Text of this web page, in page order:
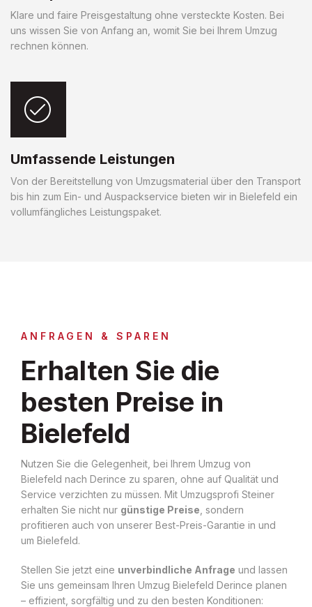
Klare und faire Preisgestaltung ohne versteckte Kosten. Bei
uns wissen Sie von Anfang an, womit Sie bei Ihrem Umzug
rechnen können.
Umfassende Leistungen
Von der Bereitstellung von Umzugsmaterial über den Transport
bis hin zum Ein- und Auspackservice bieten wir in Bielefeld ein
vollumfängliches Leistungspaket.
ANFRAGEN & SPAREN
Erhalten Sie die
besten Preise in
Bielefeld
Nutzen Sie die Gelegenheit, bei Ihrem Umzug von
Bielefeld nach Derince zu sparen, ohne auf Qualität und
Service verzichten zu müssen. Mit Umzugsprofi Steiner
erhalten Sie nicht nur günstige Preise , sondern
profitieren auch von unserer Best-Preis-Garantie in und
um Bielefeld.
Stellen Sie jetzt eine unverbindliche Anfrage und lassen
Sie uns gemeinsam Ihren Umzug Bielefeld Derince planen
– effizient, sorgfältig und zu den besten Konditionen: